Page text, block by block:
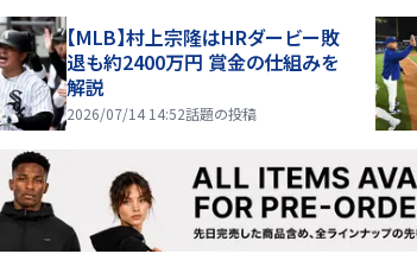
【MLB】村上宗隆はHRダービー敗
退も約2400万円 賞金の仕組みを
解説
2026/07/14 14:52話題の投稿